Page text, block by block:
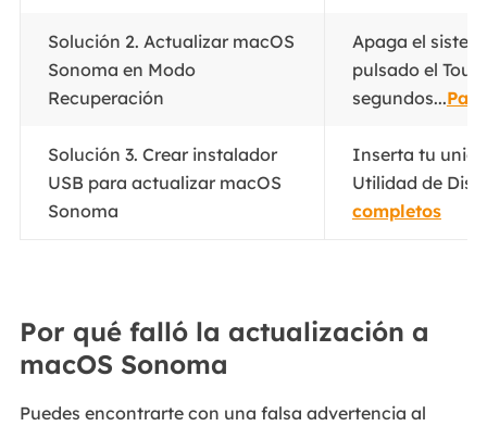
Solución 2. Actualizar macOS
Sonoma en Modo
Recuperación
Apaga el
pulsado el
segundos...
Solución 3. Crear instalador
USB para actualizar macOS
Sonoma
Inserta tu
Utilidad de
completos
Por qué falló la actualización a
macOS Sonoma
Puedes encontrarte con una falsa advertencia al